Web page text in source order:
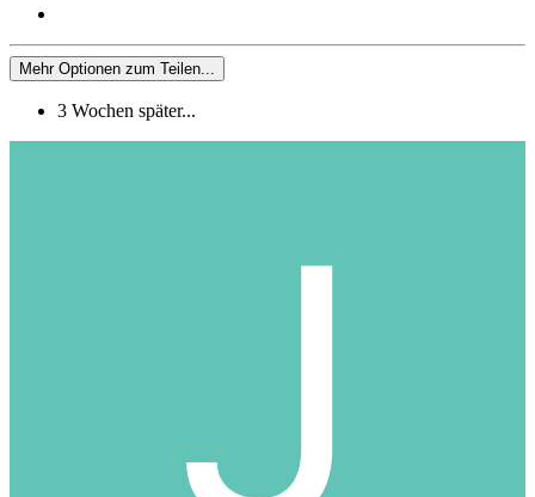
Mehr Optionen zum Teilen...
3 Wochen später...